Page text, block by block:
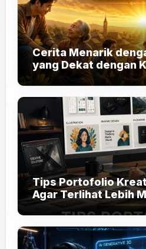
Cerita Menarik
yang Dekat dengan
Tips Portofolio
Agar Terlihat Lebih